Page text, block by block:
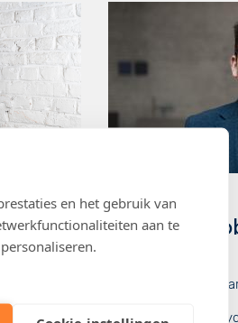
en het gebruik van
aan te
Partner
Bruno